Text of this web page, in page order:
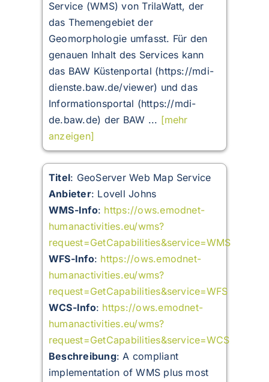
Service (WMS) von TrilaWatt, der
das Themengebiet der
Geomorphologie umfasst. Für den
genauen Inhalt des Services kann
das BAW Küstenportal (https://mdi-
dienste.baw.de/viewer) und das
Informationsportal (https://mdi-
de.baw.de) der BAW ... [mehr
anzeigen]
Titel: GeoServer Web Map Service
Anbieter: Lovell Johns
WMS-Info: https://ows.emodnet-
humanactivities.eu/wms?
request=GetCapabilities&service=WMS
WFS-Info: https://ows.emodnet-
humanactivities.eu/wms?
request=GetCapabilities&service=WFS
WCS-Info: https://ows.emodnet-
humanactivities.eu/wms?
request=GetCapabilities&service=WCS
Beschreibung: A compliant
implementation of WMS plus most